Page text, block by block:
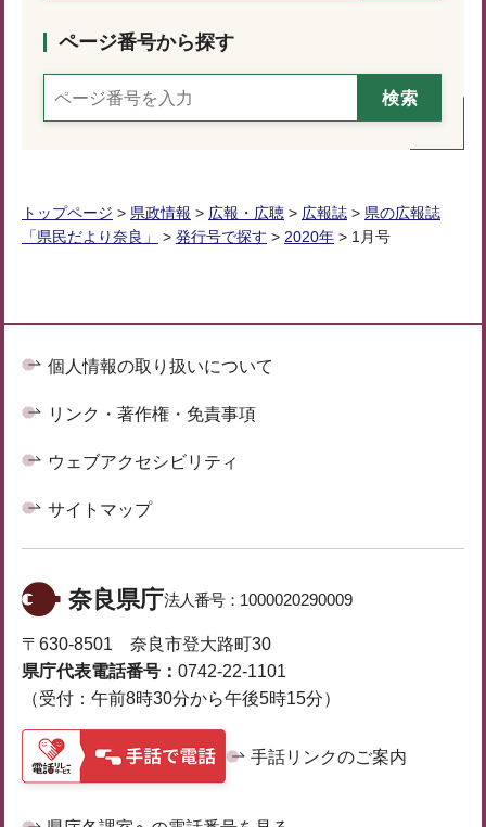
ページ番号から探す
トップページ > 県政情報 > 広報・広聴 > 広報誌 > 県の広報誌
「県民だより奈良」
> 発行号で探す > 2020年 > 1月号
個人情報の取り扱いについて
リンク・著作権・免責事項
ウェブアクセシビリティ
サイトマップ
奈良県庁法人番号： 1000020290009
〒630-8501 奈良市登大路町30
県庁代表電話番号： 0742-22-1101
（受付：午前8時30分から午後5時15分）
手話リンクのご案内